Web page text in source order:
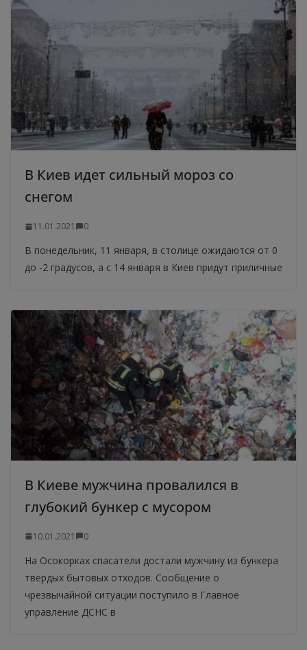
В Киев идет сильный мороз со
снегом
11.01.2021 0
В понедельник, 11 января, в столице ожидаются от 0
до -2 градусов, а с 14 января в Киев придут приличные
В Киеве мужчина провалился в
глубокий бункер с мусором
10.01.2021 0
На Осокорках спасатели достали мужчину из бункера
твердых бытовых отходов. Сообщение о
чрезвычайной ситуации поступило в Главное
управление ДСНС в